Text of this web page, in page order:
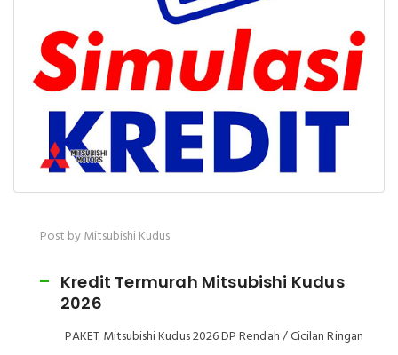
Post by Mitsubishi Kudus
Kredit Termurah Mitsubishi Kudus
2026
PAKET Mitsubishi Kudus 2026 DP Rendah / Cicilan Ringan